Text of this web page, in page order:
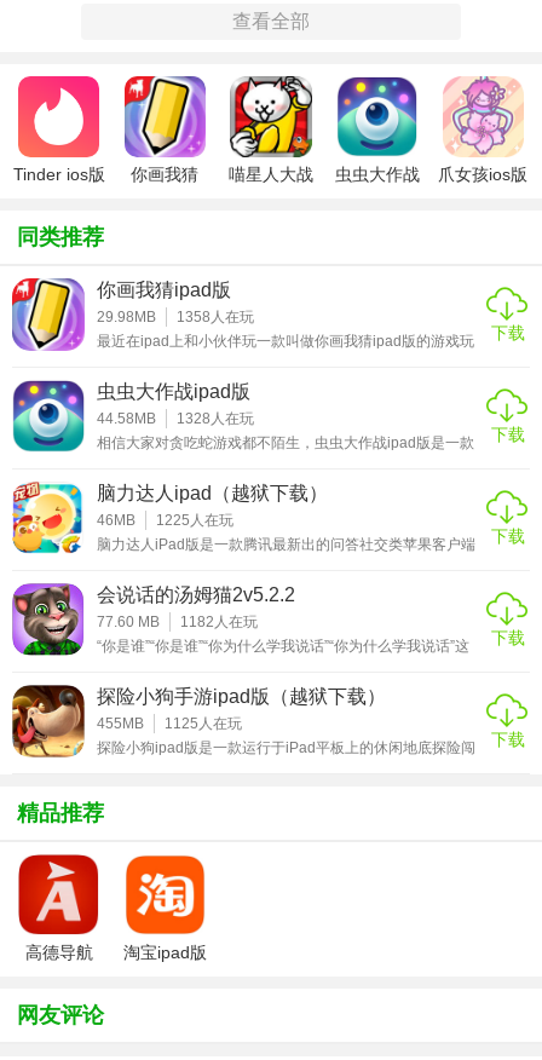
作！
- 丰富的颜色 - 超过50种鲜艳的颜色！
使用颜色组合包将简单的涂鸦变成色彩丰富的杰作。
测。
- Guess Something
参与每周挑战，猜猜来自世界各地玩家所绘图画的意思。完
成挑战即可赢取炸弹。
与您的好友一较高下，看看谁的猜测技巧更高超。
- 炸弹
被单词难住了？使用炸弹，让猜测更简单。
- 推送通知
在轮到您绘画或猜测时能收到通知。
游戏测评：
由于小编给大家这个版本是免费版本，所以在游戏中绘画的
颜色只会提供黑、黄、红、蓝四种，而每个初始账号一开始
都会获得5个猜词用的提示道具炸弹，猜不中的话可以使用这
个来获取部分信息，如果用完了可以使用金币来购买。你画
我猜ipad版在互动上面做的还是非常的不错的，这里也并不
是考验你画功的地方，你随手涂鸦的作品都可以为你和小伙
查看全部
Tinder ios版
你画我猜
喵星人大战
虫虫大作战
爪女孩ios版
同类推荐
你画我猜ipad版
29.98MB 1358 人在玩
最近在ipad上和小伙伴玩一款叫做你画我猜ipad版的游戏玩
画的那种神秘感。这款游戏是国外的一款休闲社交类游戏，
这国内也是让玩家们赞不绝口的爆笑游戏，游戏的画面有点
类似于一些社交软件的界面，在游戏的同时你也可以结交到
一些有意思的朋友。游戏的玩法非常的简单，点击下方菜单
的方式将这个词通过画的方式呈现给其他人，猜画者需要根
据画中所给出的提示来猜出那个词，如
下载
虫虫大作战ipad版
44.58MB 1328 人在玩
相信大家对贪吃蛇游戏都不陌生，虫虫大作战ipad版是一款
更是融入了新颖有趣的特点，让你在游戏中尽享欢乐。玩家
可以查看自己目前的段位以及当前赛季的排名情况，更有历
史最高成绩可供用户查询。玩家还可以将游戏分享出去，让
你的小伙伴一起加入，分享能获得更多的气球，获得更有利
下载
脑力达人ipad（越狱下载）
46MB 1225 人在玩
脑力达人iPad版是一款腾讯最新出的问答社交类苹果客户端
达人iPad版系统非常有趣，玩家可以通过回答真心话、发送
弹幕、摇话题等方式来赢取相应奖励，还有更多奇特的小人
物等你挑战。在游戏中你可以通过回答各种不同的题型，来
获得相应的等级，提升智商。软件具有海量题库，包含动
下载
会说话的汤姆猫2v5.2.2
77.60 MB 1182 人在玩
“你是谁”“你是谁”“你为什么学我说话”“你为什么学我说话”这
话，你可以将自己的声音通过它发给朋友哦。还可跟汤姆一
起玩耍，抚摸他、戳戳他，在迷你游戏中向他发起挑战并赢
取金币。这游戏止步于此了么，不是，如果你有心的话还可
以将汤姆打扮的漂漂亮亮的，又或是任何你喜欢的样子。无
下载
探险小狗手游ipad版（越狱下载）
455MB 1125 人在玩
探险小狗ipad版是一款运行于iPad平板上的休闲地底探险闯
的收集各种资源，挖地洞，探寻地底的宝藏。本作的操作简
单，采用触屏操控模式，玩家只需要通过控制方向键来引导
以下载体验一下！探险小狗ipad版特色1、一个关于小狗如
下载
精品推荐
高德导航
淘宝ipad版
网友评论